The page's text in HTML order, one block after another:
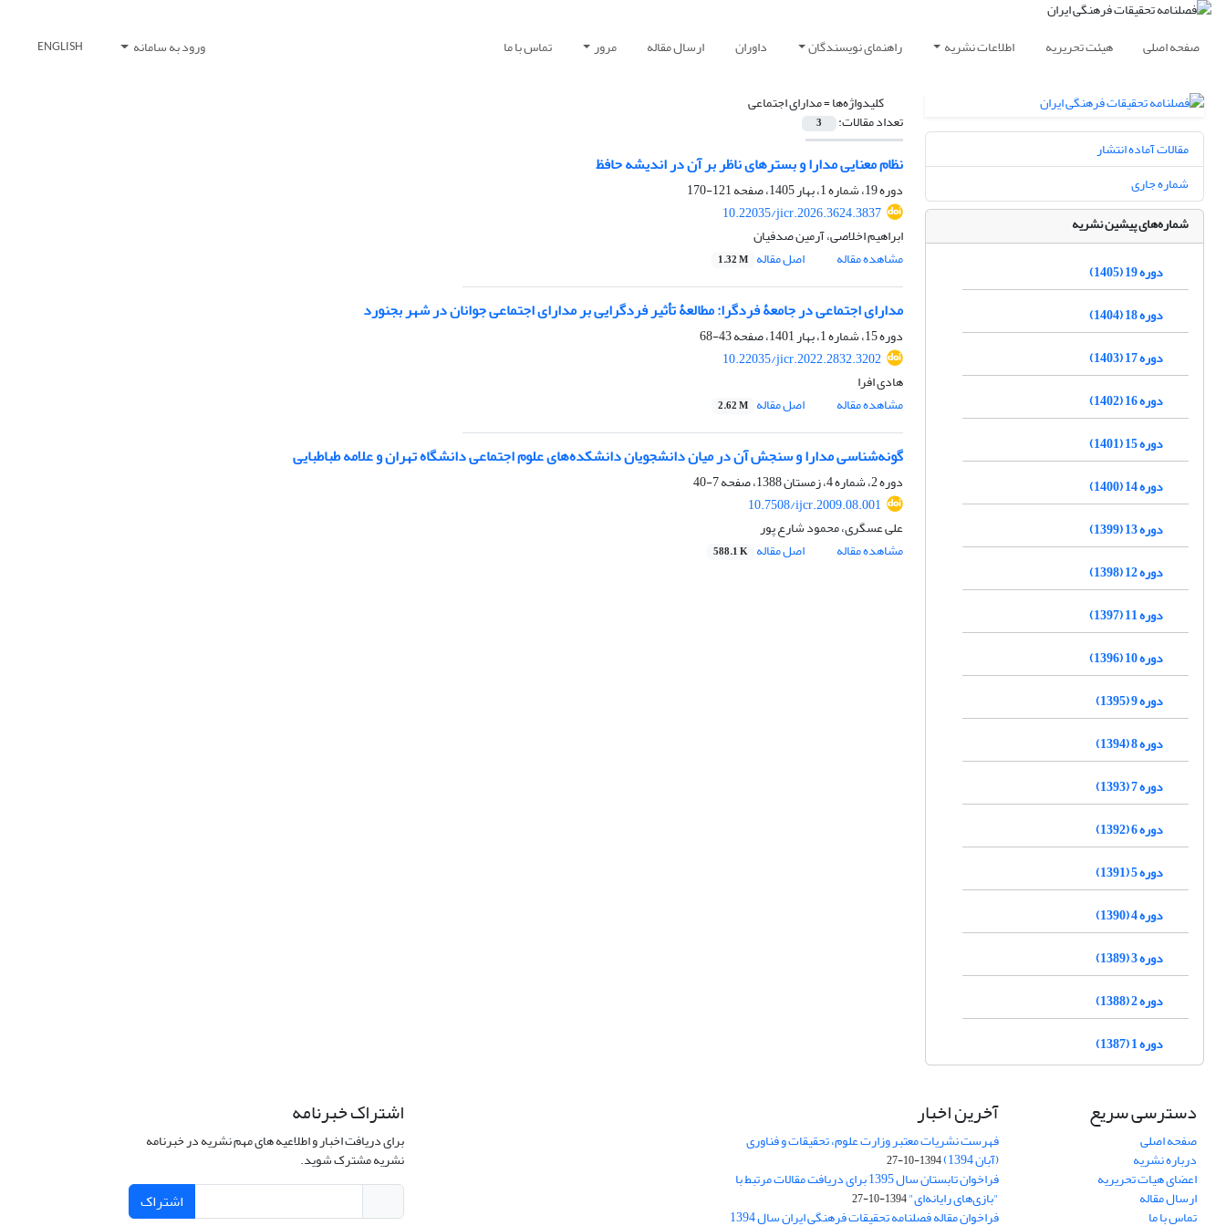
صفحه اصلی هیئت تحریریه اطلاعات نشریه راهنمای نویسندگان داوران ارسال مقاله مرور تماس با ما ورود به سامانه ENGLISH
کلیدواژه‌ها =مدارای اجتماعی
تعداد مقالات: 3
نظام معنایی مدارا و بسترهای ناظر بر آن در اندیشه حافظ
دوره 19، شماره 1، بهار 1405، صفحه
121-170
10.22035/jicr.2026.3624.3837
ابراهیم اخلاصی، آرمین صدفیان
مشاهده مقاله
اصل مقاله 1.32 M
مدارای اجتماعی در جامعۀ فردگرا: مطالعۀ تأثیر فردگرایی بر مدارای اجتماعی جوانان در شهر بجنورد
دوره 15، شماره 1، بهار 1401، صفحه
43-68
10.22035/jicr.2022.2832.3202
هادی افرا
مشاهده مقاله
اصل مقاله 2.62 M
گونه‌شناسی مدارا و سنجش آن در میان دانشجویان دانشکده‌های علوم اجتماعی دانشگاه تهران و علامه طباطبایی
دوره 2، شماره 4، زمستان 1388، صفحه
7-40
10.7508/ijcr.2009.08.001
علی عسگری، محمود شارع پور
مشاهده مقاله
اصل مقاله 588.1 K
مقالات آماده انتشار
شماره جاری
شماره‌های پیشین نشریه
دوره 19 (1405)
دوره 18 (1404)
دوره 17 (1403)
دوره 16 (1402)
دوره 15 (1401)
دوره 14 (1400)
دوره 13 (1399)
دوره 12 (1398)
دوره 11 (1397)
دوره 10 (1396)
دوره 9 (1395)
دوره 8 (1394)
دوره 7 (1393)
دوره 6 (1392)
دوره 5 (1391)
دوره 4 (1390)
دوره 3 (1389)
دوره 2 (1388)
دوره 1 (1387)
دسترسی سریع
صفحه اصلی
درباره نشریه
اعضای هیات تحریریه
ارسال مقاله
تماس با ما
آخرین اخبار
فهرست نشریات معتبر وزارت علوم، تحقیقات و فناوری
(آبان 1394) 1394-10-27
فراخوان تابستان سال 1395 برای دریافت مقالات مرتبط با
"بازی‌های رایانه‌ای"1394-10-27
فراخوان مقاله فصلنامه تحقیقات فرهنگی ایران سال 1394
اشتراک خبرنامه
برای دریافت اخبار و اطلاعیه های مهم نشریه در خبرنامه
نشریه مشترک شوید.
اشتراک